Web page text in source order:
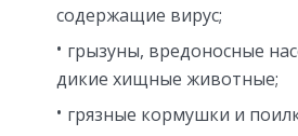
содержащие вирус;
грызуны, вредоносные
дикие хищные животные;
грязные кормушки и